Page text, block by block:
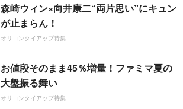
森崎ウィン×向井康二“両片思い”にキュン
が止まらん！
オリコンタイアップ特集
お値段そのまま45％増量！ファミマ夏の
大盤振る舞い
オリコンタイアップ特集